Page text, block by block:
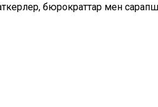
бюрократтар мен